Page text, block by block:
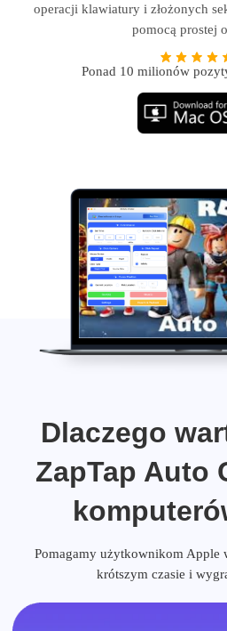
operacji klawiatury i złożonych
pomocą prostej
Ponad 10 milionów
Dlaczego
ZapTap Auto
Pomagamy użytkownikom Apple
krótszym czasie i